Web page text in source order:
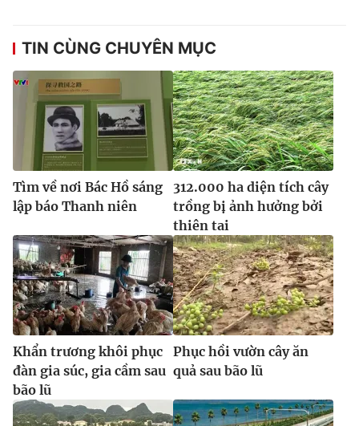
Ðiện thoại Thời báo VTV:024.66 897 897
Email:toasoan@vtv.vn
Liên hệ quảng cáo:024-7300.7108
® Cấm sao chép dưới mọi hình thức nếu không có sự chấp
thuận bằng văn bản. Ghi rõ nguồn VTV.vn khi phát hành lại
thông tin từ website này.
TIN CÙNG CHUYÊN MỤC
Tìm về nơi Bác Hồ sáng
lập báo Thanh niên
312.000 ha diện tích cây
trồng bị ảnh hưởng bởi
thiên tai
Khẩn trương khôi phục
đàn gia súc, gia cầm sau
bão lũ
Phục hồi vườn cây ăn
quả sau bão lũ